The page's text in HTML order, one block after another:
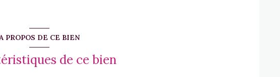
PROPOS DE CE BIEN
de ce bien